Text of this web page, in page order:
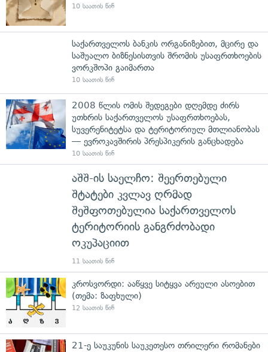
10 საათის წინ
საქართველოს ბანკის ორგანიზებით, მცირე და
საშუალო ბიზნესისთვის შრომის უსაფრთხოების
ვორკშოპი გაიმართა
10 საათის წინ
2008 წლის ომის შედეგები დღემდე ძირს
უთხრის საქართველოს უსაფრთხოებას,
სუვერენიტეტსა და ტერიტორიულ მთლიანობას
— ევროკავშირის პრესპიკერის განცხადება
10 საათის წინ
აშშ-ის საელჩო: შეერთებული
შტატები კვლავ ღრმად
შეშფოთებულია საქართველოს
ტერიტორიის განგრძობადი
ოკუპაციით
11 საათის წინ
კროსვორდი: ააწყვე სიტყვა არეული ასოებით
(თემა: ზაფხული)
12 საათის წინ
21-ე საუკუნის საუკეთესო თრილერი რომანები